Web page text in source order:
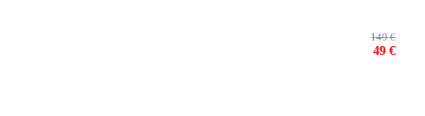
149 €
49 €